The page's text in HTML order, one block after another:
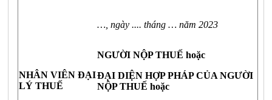
NHÂN VIÊN ĐẠI
LÝ THUẾ
…, ngày .... tháng … năm 2023
NGƯỜI NỘP THUẾ hoặc
ĐẠI DIỆN HỢP PHÁP CỦA NGƯỜI
NỘP THUẾ hoặc